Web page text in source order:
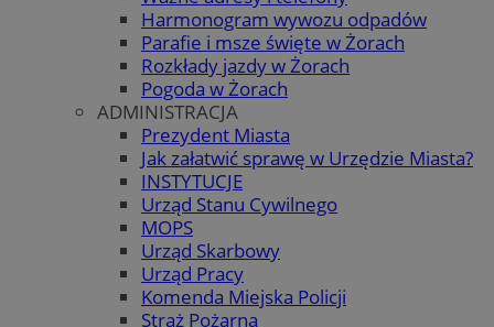
Harmonogram wywozu odpadów
Parafie i msze święte w Żorach
Rozkłady jazdy w Żorach
Pogoda w Żorach
ADMINISTRACJA
Prezydent Miasta
Jak załatwić sprawę w Urzędzie Miasta?
INSTYTUCJE
Urząd Stanu Cywilnego
MOPS
Urząd Skarbowy
Urząd Pracy
Komenda Miejska Policji
Straż Pożarna